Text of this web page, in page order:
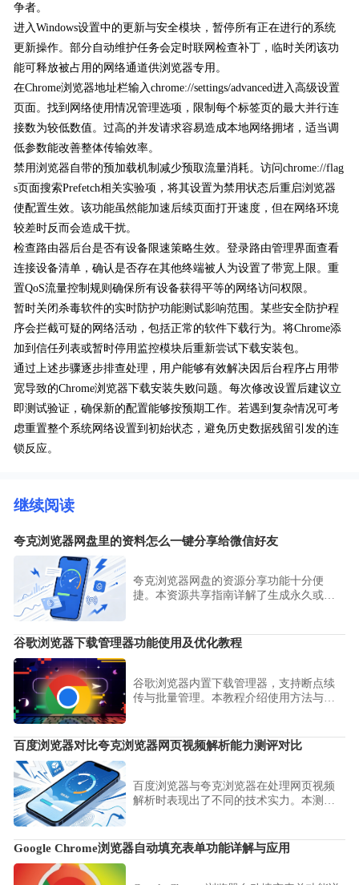
争者。
进入Windows设置中的更新与安全模块，暂停所有正在进行的系统
更新操作。部分自动维护任务会定时联网检查补丁，临时关闭该功
能可释放被占用的网络通道供浏览器专用。
在Chrome浏览器地址栏输入chrome://settings/advanced进入高级设置
页面。找到网络使用情况管理选项，限制每个标签页的最大并行连
接数为较低数值。过高的并发请求容易造成本地网络拥堵，适当调
低参数能改善整体传输效率。
禁用浏览器自带的预加载机制减少预取流量消耗。访问chrome://flag
s页面搜索Prefetch相关实验项，将其设置为禁用状态后重启浏览器
使配置生效。该功能虽然能加速后续页面打开速度，但在网络环境
较差时反而会造成干扰。
检查路由器后台是否有设备限速策略生效。登录路由管理界面查看
连接设备清单，确认是否存在其他终端被人为设置了带宽上限。重
置QoS流量控制规则确保所有设备获得平等的网络访问权限。
暂时关闭杀毒软件的实时防护功能测试影响范围。某些安全防护程
序会拦截可疑的网络活动，包括正常的软件下载行为。将Chrome添
加到信任列表或暂时停用监控模块后重新尝试下载安装包。
通过上述步骤逐步排查处理，用户能够有效解决因后台程序占用带
宽导致的Chrome浏览器下载安装失败问题。每次修改设置后建议立
即测试验证，确保新的配置能够按预期工作。若遇到复杂情况可考
虑重置整个系统网络设置到初始状态，避免历史数据残留引发的连
锁反应。
继续阅读
夸克浏览器网盘里的资料怎么一键分享给微信好友
夸克浏览器网盘的资源分享功能十分便
捷。本资源共享指南详解了生成永久或临
谷歌浏览器下载管理器功能使用及优化教程
谷歌浏览器内置下载管理器，支持断点续
传与批量管理。本教程介绍使用方法与效
百度浏览器对比夸克浏览器网页视频解析能力测评对比
百度浏览器与夸克浏览器在处理网页视频
解析时表现出了不同的技术实力。本测评
供清晰的影音解析参考，助您选择最强大
的在线视频观看与解析工具。
Google Chrome浏览器自动填充表单功能详解与应用